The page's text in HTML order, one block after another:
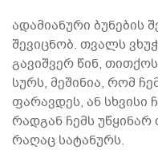
ადამიანური ბუნების
შევიცნობ. თვალს
გავიშვერ წინ,
სურს, მეშინია, რომ
ფარავდეს, ან
რადგან ჩემს უწყინარ
რაღაც სატანურს.